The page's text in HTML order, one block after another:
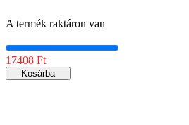
A termék raktáron van
17408 Ft
Kosárba